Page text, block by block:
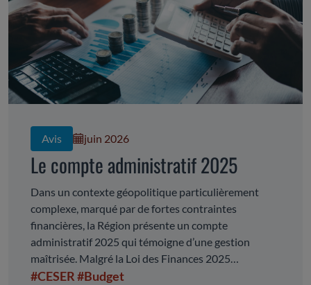
Avis juin 2026
Le compte administratif 2025
Dans un contexte géopolitique particulièrement
complexe, marqué par de fortes contraintes
financières, la Région présente un compte
administratif 2025 qui témoigne d’une gestion
maîtrisée. Malgré la Loi des Finances 2025
complexifiant l’exercice de programmation
#CESER#Budget